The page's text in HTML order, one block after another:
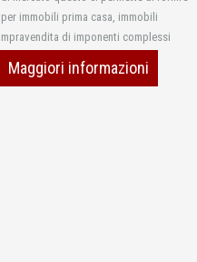
immobili prima casa, immobili
di imponenti complessi
Maggiori informazioni